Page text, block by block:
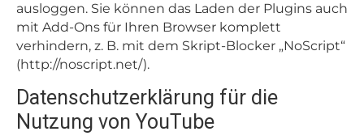
ausloggen. Sie können das Laden der Plugins auch
mit Add-Ons für Ihren Browser komplett
verhindern, z. B. mit dem Skript-Blocker „NoScript“
(http://noscript.net/).
Datenschutzerklärung für die
Nutzung von YouTube